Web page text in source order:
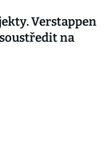
Verstappen
na